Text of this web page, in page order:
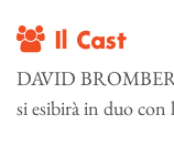
Il Cast
DAVID
si esibirà in duo con